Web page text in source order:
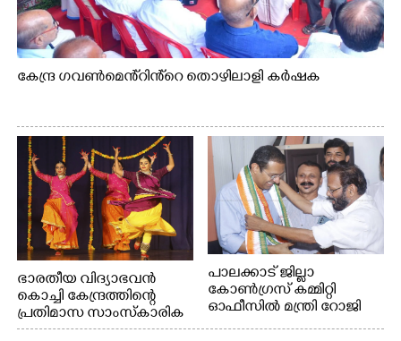
കേന്ദ്ര ഗവൺമെൻ്റിൻ്റെ തൊഴിലാളി കർഷക
ഭാരതീയ വിദ്യാഭവൻ
കൊച്ചി കേന്ദ്രത്തിന്റെ
പ്രതിമാസ സാംസ്കാരിക
പരിപാടിയുടെ ഭാഗമായി
പാലക്കാട് ജില്ലാ
കോൺഗ്രസ് കമ്മിറ്റി
ഓഫീസിൽ മന്ത്രി റോജി
എം ജോണിന്